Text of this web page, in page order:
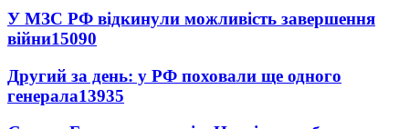
У МЗС РФ відкинули можливість завершення
війни15090
Другий за день: у РФ поховали ще одного
генерала13935